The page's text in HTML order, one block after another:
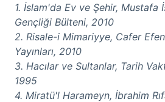
1. İslam'da Ev ve Şehir, Mustafa
Gençliği Bülteni, 2010
2. Risale-i Mimariyye, Cafer
Yayınları, 2010
3. Hacılar ve Sultanlar, Tarih
1995
4. Miratü'l Harameyn, İbrahim